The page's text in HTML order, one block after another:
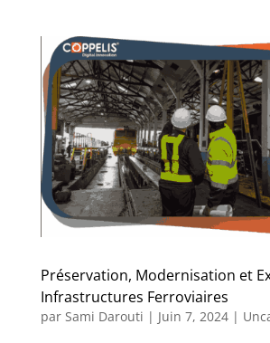
Préservation, Modernisation et
Infrastructures Ferroviaires
par Sami Darouti | Juin 7, 2024|